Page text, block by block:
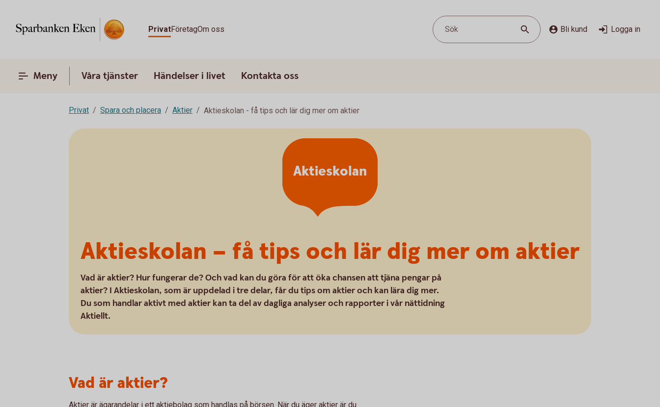
PrivatFöretagOm oss Sök Bli kund Logga in
Meny Våra tjänster Händelser i livet Kontakta oss
Privat Spara och placera Aktier Aktieskolan - få tips och lär dig mer om aktier
Aktieskolan
Aktieskolan – få tips och lär dig mer om aktier
Vad är aktier? Hur fungerar de? Och vad kan du göra för att öka chansen att tjäna pengar på
aktier? I Aktieskolan, som är uppdelad i tre delar, får du tips om aktier och kan lära dig mer.
Du som handlar aktivt med aktier kan ta del av dagliga analyser och rapporter i vår nättidning
Aktiellt.
Vad är aktier?
Aktier är ägarandelar i ett aktiebolag som handlas på börsen. När du äger aktier är du